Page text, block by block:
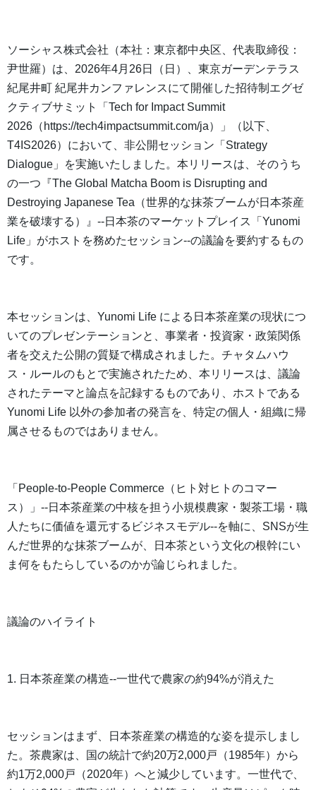
ソーシャス株式会社（本社：東京都中央区、代表取締役：
尹世羅）は、2026年4月26日（日）、東京ガーデンテラス
紀尾井町 紀尾井カンファレンスにて開催した招待制エグゼ
クティブサミット「Tech for Impact Summit
2026（https://tech4impactsummit.com/ja）」（以下、
T4IS2026）において、非公開セッション「Strategy
Dialogue」を実施いたしました。本リリースは、そのうち
の一つ『The Global Matcha Boom is Disrupting and
Destroying Japanese Tea（世界的な抹茶ブームが日本茶産
業を破壊する）』--日本茶のマーケットプレイス「Yunomi
Life」がホストを務めたセッション--の議論を要約するもの
です。
本セッションは、Yunomi Life による日本茶産業の現状につ
いてのプレゼンテーションと、事業者・投資家・政策関係
者を交えた公開の質疑で構成されました。チャタムハウ
ス・ルールのもとで実施されたため、本リリースは、議論
されたテーマと論点を記録するものであり、ホストである
Yunomi Life 以外の参加者の発言を、特定の個人・組織に帰
属させるものではありません。
「People-to-People Commerce（ヒト対ヒトのコマー
ス）」--日本茶産業の中核を担う小規模農家・製茶工場・職
人たちに価値を還元するビジネスモデル--を軸に、SNSが生
んだ世界的な抹茶ブームが、日本茶という文化の根幹にい
ま何をもたらしているのかが論じられました。
議論のハイライト
1. 日本茶産業の構造--一世代で農家の約94%が消えた
セッションはまず、日本茶産業の構造的な姿を提示しまし
た。茶農家は、国の統計で約20万2,000戸（1985年）から
約1万2,000戸（2020年）へと減少しています。一世代で、